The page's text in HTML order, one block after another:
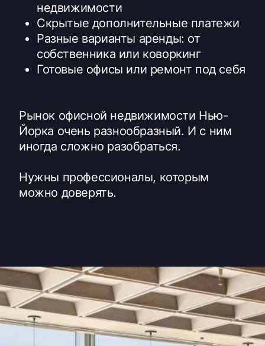
недвижимости
Скрытые дополнительные платежи
Разные варианты аренды: от
собственника или коворкинг
Готовые офисы или ремонт под себя
Рынок офисной недвижимости Нью-
Йорка очень разнообразный. И с ним
иногда сложно разобраться.
Нужны профессионалы, которым
можно доверять.